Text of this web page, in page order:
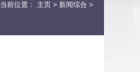
当前位置： 主页 > 新闻综合 >